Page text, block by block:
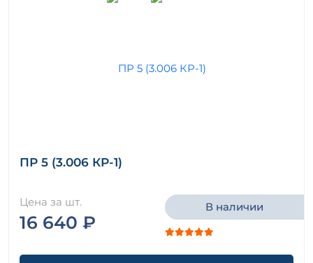
ПР 5 (3.006 КР-1)
Цена за шт.
16 640 ₽
В наличии